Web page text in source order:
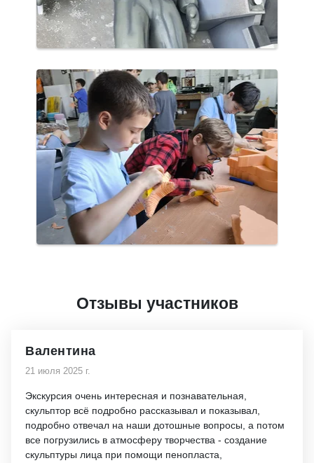
Отзывы участников
Валентина
21 июля 2025 г.
Экскурсия очень интересная и познавательная,
скульптор всё подробно рассказывал и показывал,
подробно отвечал на наши дотошные вопросы, а потом
все погрузились в атмосферу творчества - создание
скульптуры лица при помощи пенопласта,